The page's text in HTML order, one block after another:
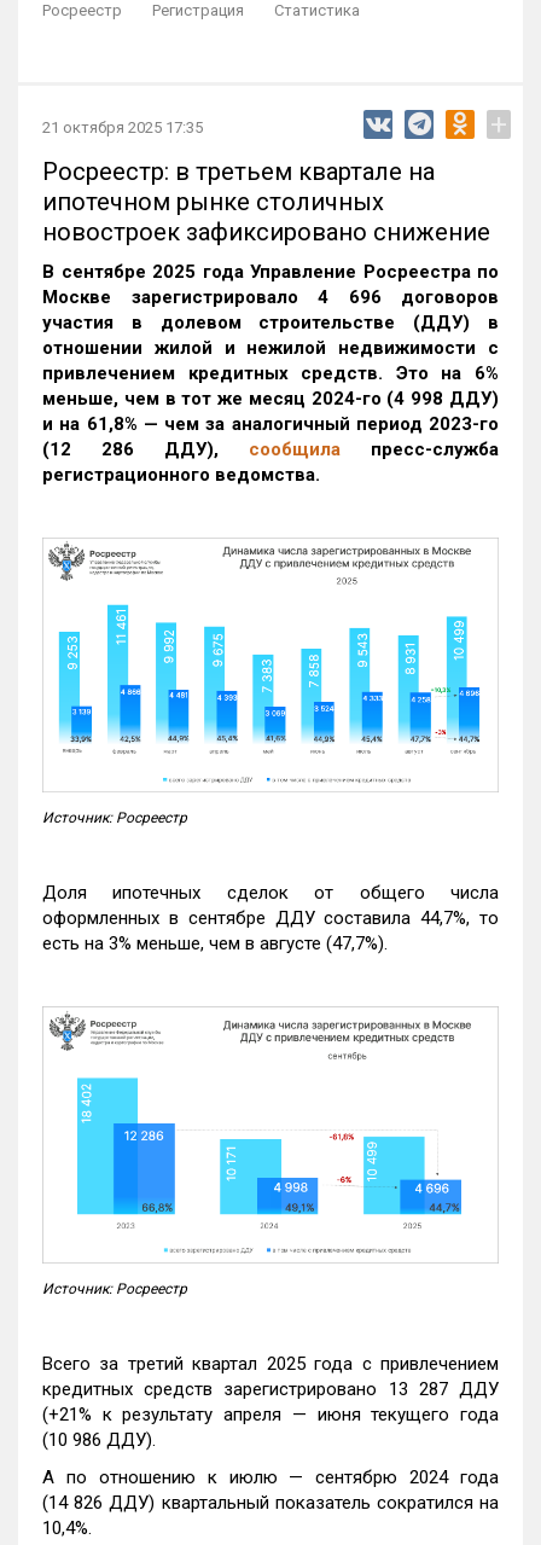
Росреестр Регистрация Статистика
21 октября 2025 17:35 +
Росреестр: в третьем квартале на
ипотечном рынке столичных
новостроек зафиксировано снижение
В сентябре 2025 года Управление Росреестра по
Москве зарегистрировало 4 696 договоров
участия в долевом строительстве (ДДУ) в
отношении жилой и нежилой недвижимости с
привлечением кредитных средств. Это на 6%
меньше, чем в тот же месяц 2024-го (4 998 ДДУ)
и на 61,8% — чем за аналогичный период 2023-го
(12 286 ДДУ), сообщила пресс-служба
регистрационного ведомства.
Источник: Росреестр
Доля ипотечных сделок от общего числа
оформленных в сентябре ДДУ составила 44,7%, то
есть на 3% меньше, чем в августе (47,7%).
Источник: Росреестр
Всего за третий квартал 2025 года с привлечением
кредитных средств зарегистрировано 13 287 ДДУ
(+21% к результату апреля — июня текущего года
(10 986 ДДУ).
А по отношению к июлю — сентябрю 2024 года
(14 826 ДДУ) квартальный показатель сократился на
10,4%.